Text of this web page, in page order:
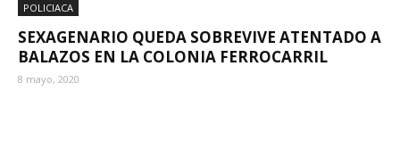
POLICIACA
SEXAGENARIO QUEDA SOBREVIVE ATENTADO A
BALAZOS EN LA COLONIA FERROCARRIL
8 mayo, 2020